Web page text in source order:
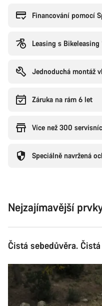
koupi
Financování pomocí
Jednoduchá montáž
Záruka na rám 6 let
Více než 300
Speciálně navržená
Nejzajímavější
Čistá sebedůvěra.